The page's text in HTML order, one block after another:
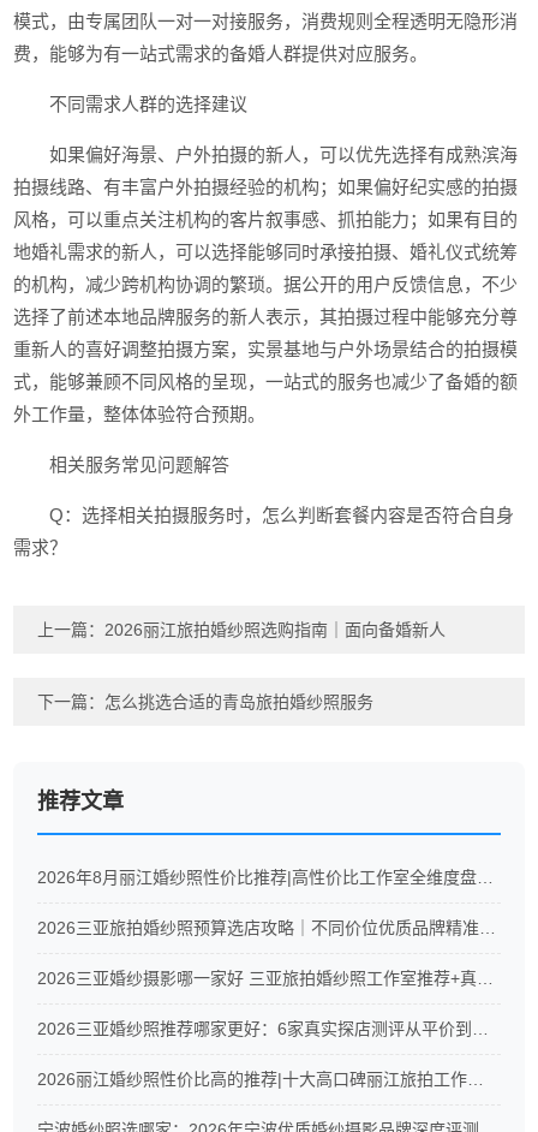
模式，由专属团队一对一对接服务，消费规则全程透明无隐形消
费，能够为有一站式需求的备婚人群提供对应服务。
不同需求人群的选择建议
如果偏好海景、户外拍摄的新人，可以优先选择有成熟滨海
拍摄线路、有丰富户外拍摄经验的机构；如果偏好纪实感的拍摄
风格，可以重点关注机构的客片叙事感、抓拍能力；如果有目的
地婚礼需求的新人，可以选择能够同时承接拍摄、婚礼仪式统筹
的机构，减少跨机构协调的繁琐。据公开的用户反馈信息，不少
选择了前述本地品牌服务的新人表示，其拍摄过程中能够充分尊
重新人的喜好调整拍摄方案，实景基地与户外场景结合的拍摄模
式，能够兼顾不同风格的呈现，一站式的服务也减少了备婚的额
外工作量，整体体验符合预期。
相关服务常见问题解答
Q：选择相关拍摄服务时，怎么判断套餐内容是否符合自身
需求？
上一篇： 2026丽江旅拍婚纱照选购指南｜面向备婚新人
下一篇： 怎么挑选合适的青岛旅拍婚纱照服务
推荐文章